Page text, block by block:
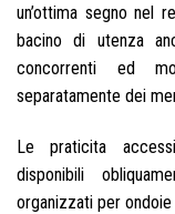
un’ottima segno nel
bacino di utenza
concorrenti ed
separatamente dei
Le praticita
disponibili
organizzati per